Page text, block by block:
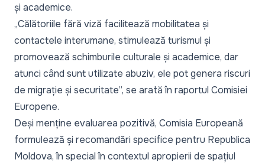
și academice.
„Călătoriile fără viză facilitează mobilitatea și
contactele interumane, stimulează turismul și
promovează schimburile culturale și academice, dar
atunci când sunt utilizate abuziv, ele pot genera riscuri
de migrație și securitate”, se arată în raportul Comisiei
Europene.
Deși menține evaluarea pozitivă, Comisia Europeană
formulează și recomandări specifice pentru Republica
Moldova, în special în contextul apropierii de spațiul